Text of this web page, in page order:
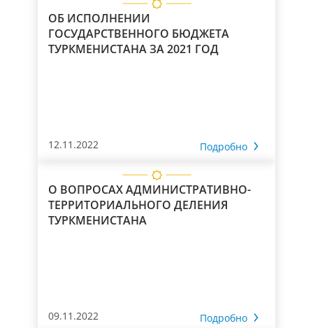
ОБ ИСПОЛНЕНИИ
ГОСУДАРСТВЕННОГО БЮДЖЕТА
ТУРКМЕНИСТАНА ЗА 2021 ГОД
12.11.2022 Подробно
О ВОПРОСАХ АДМИНИСТРАТИВНО-
ТЕРРИТОРИАЛЬНОГО ДЕЛЕНИЯ
ТУРКМЕНИСТАНА
09.11.2022 Подробно